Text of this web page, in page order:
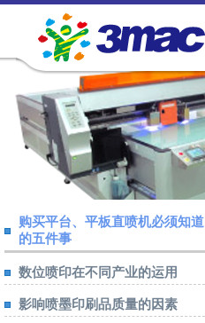
购买平台、平板直喷机必须知道
的五件事
数位喷印在不同产业的运用
影响喷墨印刷品质量的因素